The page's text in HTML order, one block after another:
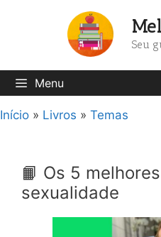
Seu
Menu
Início » Livros » Temas
📙 Os 5
sexualidade